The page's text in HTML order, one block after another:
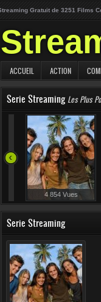
Gratuit de 3251 Films
ACCUEIL ACTION
Serie Streaming Les Plus
4 854 Vues
Serie Streaming